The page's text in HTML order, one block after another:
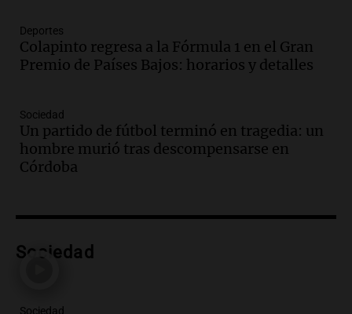
Audio.Orellana Lucca celebró su peña
de folclore en Córdoba
Episodios
Audio.Trágico accidente en Mendoza:
un muerto y varios heridos tras caída de
vehículos desde un puente
Episodios
y cinco heridos tras caer dos autos desde
Episodios
Deportes
Colapinto regresa a la Fórmula 1 en el Gran
Premio de Países Bajos: horarios y detalles
Sociedad
Un partido de fútbol terminó en tragedia: un
hombre murió tras descompensarse en
Córdoba
Sociedad
Sociedad